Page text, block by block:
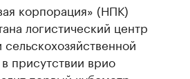
корпорация» (НПК)
логистический центр
присутствии врио